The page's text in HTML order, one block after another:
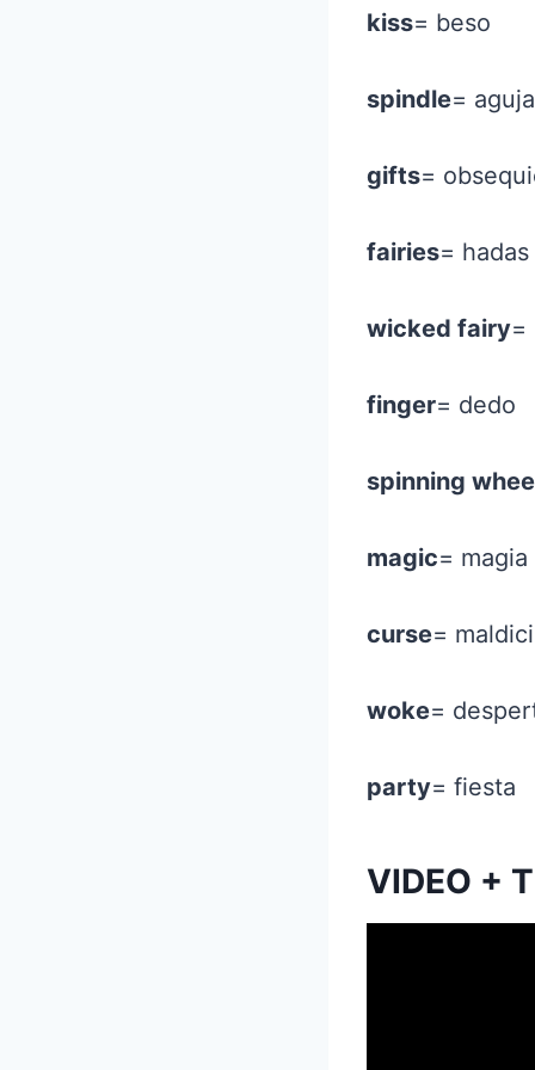
kiss= beso
spindle= aguja
gifts=
fairies= hadas
wicked fairy=
finger= dedo
spinning
magic= magia
curse=
woke=
party= fiesta
VIDEO +